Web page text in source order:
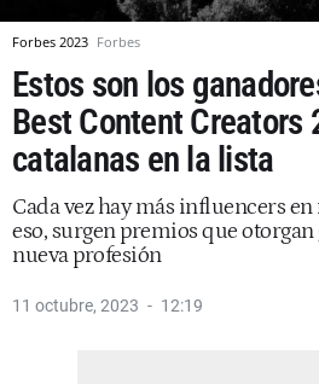
Forbes 2023 Forbes
Estos son los
Best Content Creators
catalanas en la lista
Cada vez hay más influencers
eso, surgen premios que otorgan
nueva profesión
11 octubre, 2023 12:19